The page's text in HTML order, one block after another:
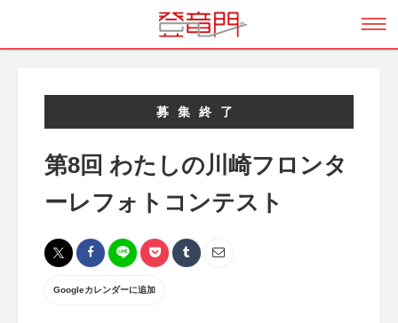
募集終了
第8回 わたしの川崎フロンタ
ーレフォトコンテスト
Googleカレンダーに追加